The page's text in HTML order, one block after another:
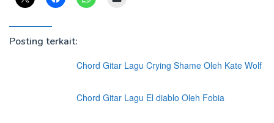
Posting terkait:
Chord Gitar Lagu Crying Shame Oleh Kate Wolf
Chord Gitar Lagu El diablo Oleh Fobia